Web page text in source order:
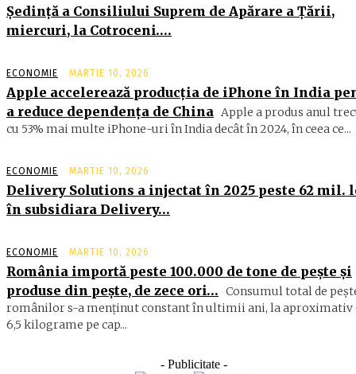
Şedinţă a Consiliului Suprem de Apărare a Ţării,
miercuri, la Cotroceni….
ECONOMIE MARTIE 10, 2026
Apple accelerează producția de iPhone în India
a reduce dependența de China Apple a produs anul
cu 53% mai multe iPhone-uri în India decât în 2024, în ceea ce...
ECONOMIE MARTIE 10, 2026
Delivery Solutions a injectat în 2025 peste 62 mil.
în subsidiara Delivery…
ECONOMIE MARTIE 10, 2026
România importă peste 100.000 de tone de peşte şi
produse din peşte, de zece ori… Consumul total de
ro­mâ­nilor s-a menţinut constant în ul­timii ani, la aproximativ
6,5 ki­lograme pe cap...
- Publicitate -